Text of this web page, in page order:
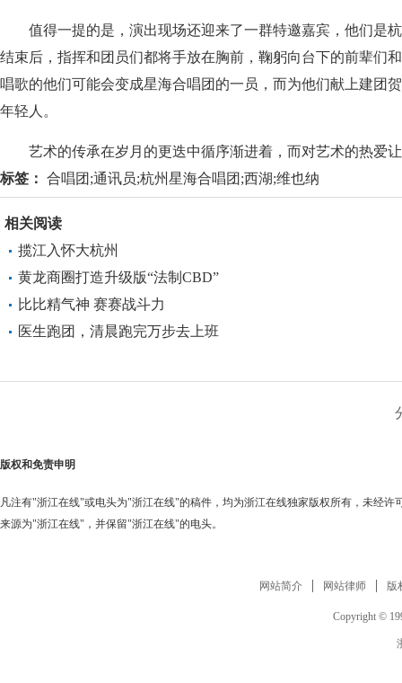
值得一提的是，演出现场还迎来了一群特邀嘉宾，他们是杭
结束后，指挥和团员们都将手放在胸前，鞠躬向台下的前辈们
唱歌的他们可能会变成星海合唱团的一员，而为他们献上建团
年轻人。
艺术的传承在岁月的更迭中循序渐进着，而对艺术的热爱
标签： 合唱团;通讯员;杭州星海合唱团;西湖;维也纳
相关阅读
揽江入怀大杭州
黄龙商圈打造升级版“法制CBD”
比比精气神 赛赛战斗力
医生跑团，清晨跑完万步去上班
版权和免责申明
凡注有"浙江在线"或电头为"浙江在线"的稿件，均为浙江在线独家版权所有，未经许
来源为"浙江在线"，并保留"浙江在线"的电头。
网站简介 网站律师 版
Copyright ©